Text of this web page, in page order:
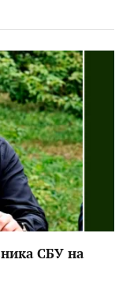
СБУ на